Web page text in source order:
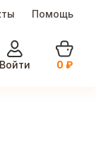
Помощь
Войти
0 ₽